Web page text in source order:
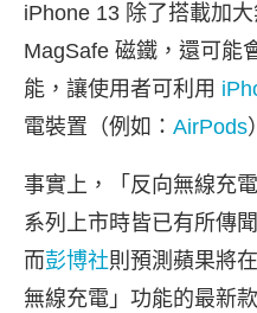
iPhone 13 除了搭載加
MagSafe 磁鐵，還可能
能，讓使用者可利用
電裝置（例如： AirPods
事實上，「反向無線充
系列上市時皆已有所傳
而彭博社則預測蘋果將
無線充電」功能的最新款